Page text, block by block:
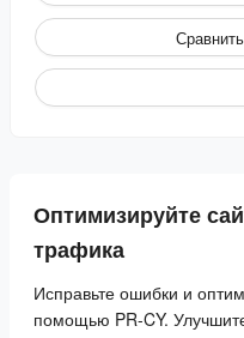
Оптимизируйте
трафика
Исправьте ошибки и
помощью PR-CY.